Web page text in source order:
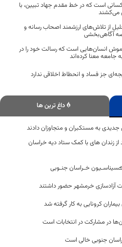
است که در خط مقدم جهاد تبیین، با
می‌کشند
از تلاش‌های ارزشمند اصحاب رسانه و
آگاهی‌بخشی
انسان‌هایی است که رسالت خود را در
معنا کرده‌اند
جز فساد و انحطاط اخلاقی ندارد
داغ ترین ها
به مستکبران و متجاوزان دادند
عمد از زندان های با کمک ستاد دیه خراسان
خـراسان جنـوبی
در مشارکت در انتخابات است